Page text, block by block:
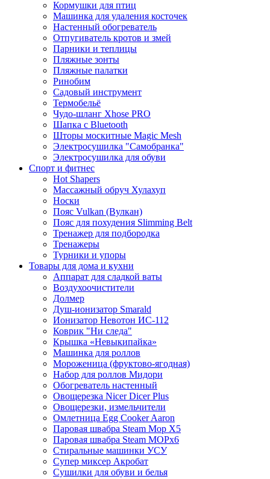
Кормушки для птиц
Машинка для удаления косточек
Настенный обогреватель
Отпугиватель кротов и змей
Парники и теплицы
Пляжные зонты
Пляжные палатки
Ринобим
Садовый инструмент
Термобельё
Чудо-шланг Xhose PRO
Шапка с Bluetooth
Шторы москитные Magic Mesh
Электросушилка "Самобранка"
Электросушилка для обуви
Спорт и фитнес
Hot Shapers
Массажный обруч Хулахуп
Носки
Пояс Vulkan (Вулкан)
Пояс для похудения Slimming Belt
Тренажер для подбородка
Тренажеры
Турники и упоры
Товары для дома и кухни
Аппарат для сладкой ваты
Воздухоочистители
Долмер
Душ-ионизатор Smarald
Ионизатор Невотон ИС-112
Коврик "Ни следа"
Крышка «Невыкипайка»
Машинка для роллов
Мороженица (фруктово-ягодная)
Набор для роллов Мидори
Обогреватель настенный
Овощерезка Nicer Dicer Plus
Овощерезки, измельчители
Омлетница Egg Сooker Aaron
Паровая швабра Steam Mop X5
Паровая швабра Steam MOPх6
Стиральные машинки УСУ
Супер миксер Акробат
Сушилки для обуви и белья